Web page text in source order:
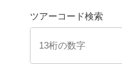
ツアーコード検索